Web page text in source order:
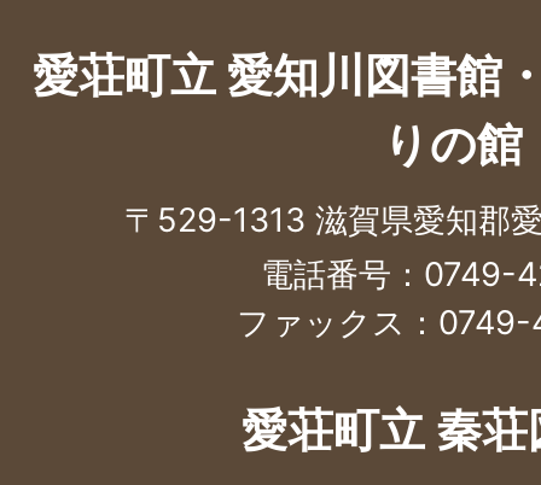
愛荘町立 愛知川図書館
りの館
〒529-1313 滋賀県愛知郡
電話番号：0749-
ファックス：
愛荘町立 秦